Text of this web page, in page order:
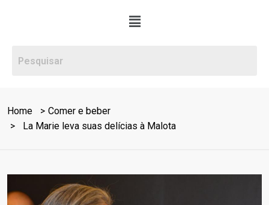
Home
Comer e beber
La Marie leva suas delícias à Malota